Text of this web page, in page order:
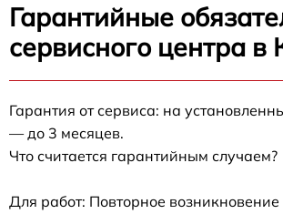
Гарантийные
сервисного центра в
Гарантия от сервиса: на
— до 3 месяцев.
Что считается гарантийным случаем?
Для работ: Повторное